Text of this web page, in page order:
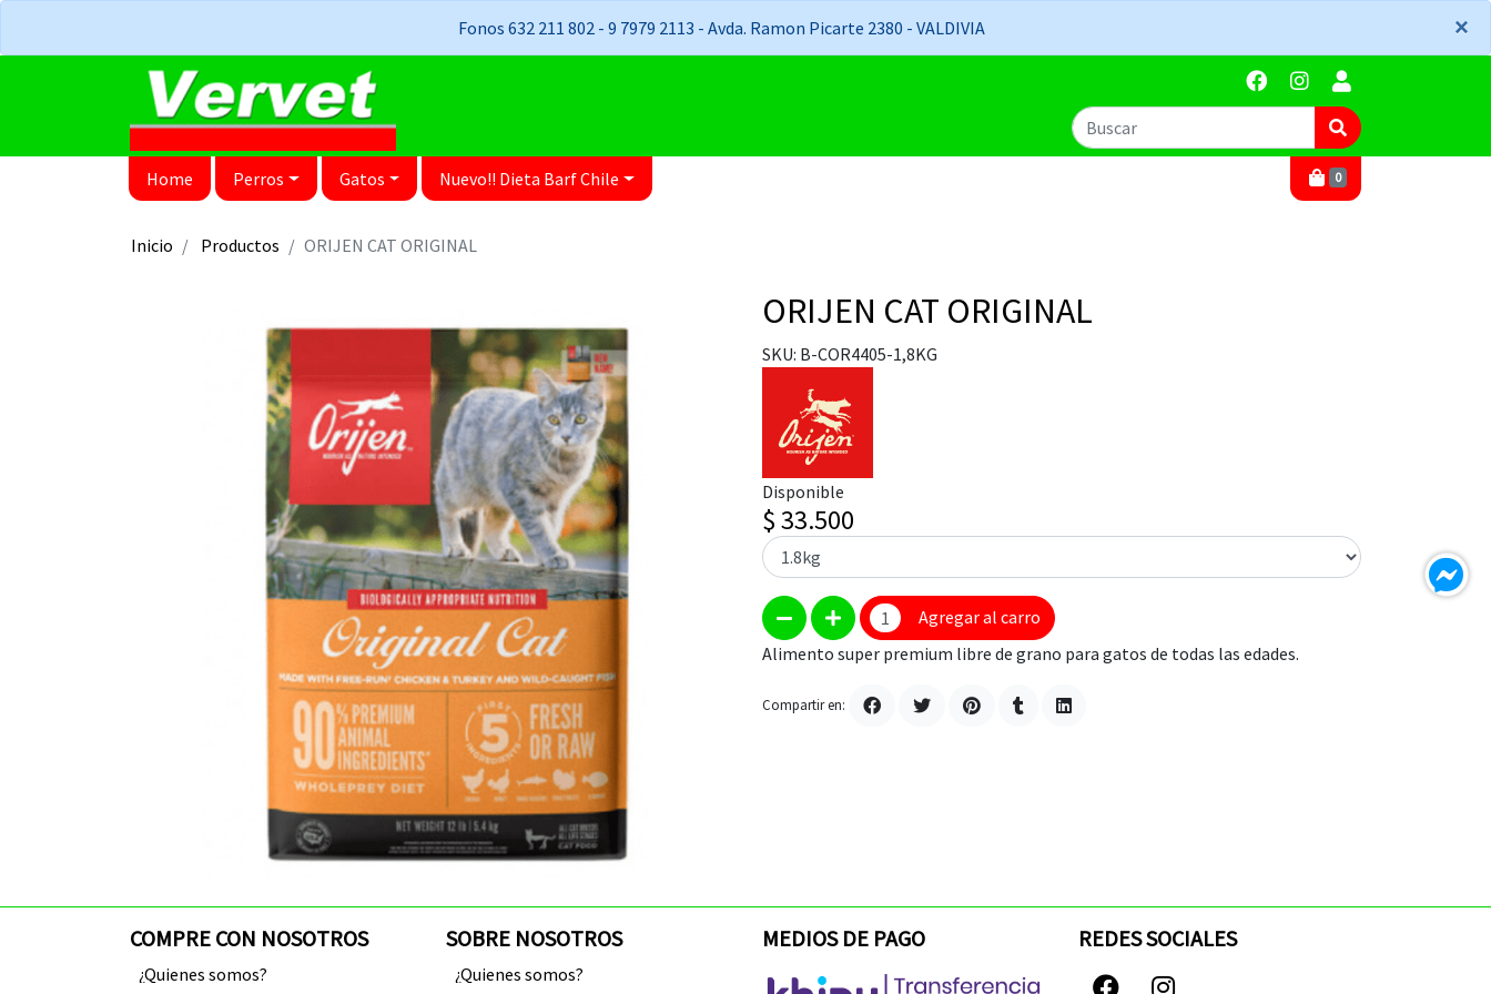
Fonos 632 211 802 - 9 7979 2113 - Avda. Ramon Picarte 2380 - VALDIVIA ×
×
Home Perros Gatos Nuevo!! Dieta Barf Chile 0
Inicio Productos ORIJEN CAT ORIGINAL
ORIJEN CAT ORIGINAL
SKU: B-COR4405-1,8KG
Disponible
$ 33.500
Agregar al carro
Alimento super premium libre de grano para gatos de todas las edades.
Compartir en:
COMPRE CON NOSOTROS
¿Quienes somos?
SOBRE NOSOTROS
¿Quienes somos?
MEDIOS DE PAGO REDES SOCIALES